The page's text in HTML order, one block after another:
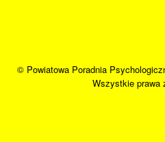
© Powiatowa Poradnia
Wszystkie prawa